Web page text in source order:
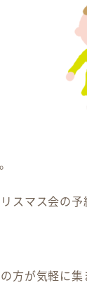
スマス会の
方が気軽に集